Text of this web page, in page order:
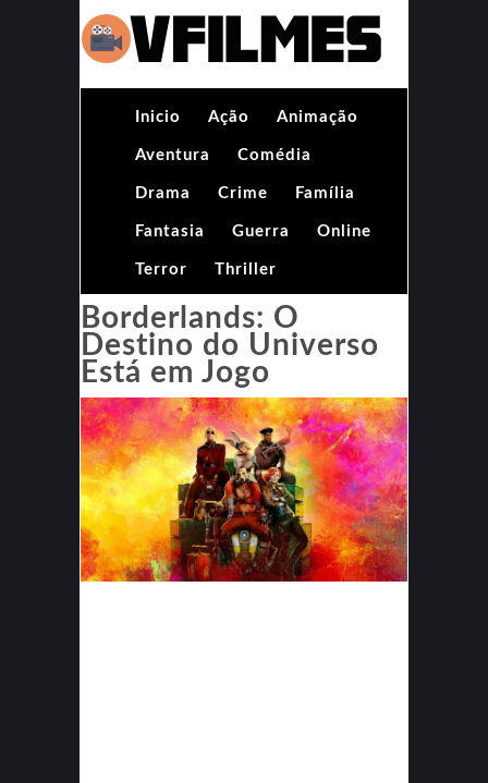
Inicio Ação Animação
Aventura Comédia
Drama Crime Família
Fantasia Guerra Online
Terror Thriller
Borderlands: O
Destino do Universo
Está em Jogo